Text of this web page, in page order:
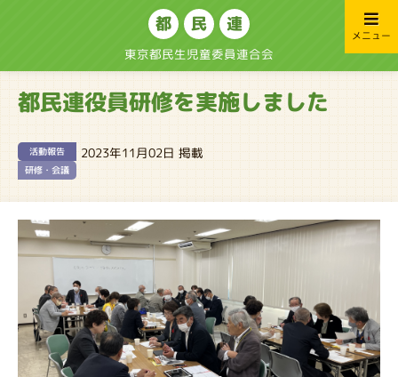
都 民 連
東京都民生児童委員連合会
都民連役員研修を実施しました
活動報告
研修・会議
2023年11月02日 掲載
メニュー